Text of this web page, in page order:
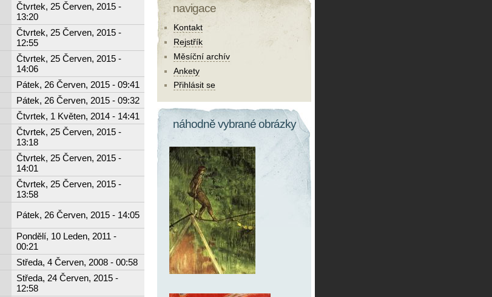
Čtvrtek, 25 Červen, 2015 -
13:20
Čtvrtek, 25 Červen, 2015 -
12:55
Čtvrtek, 25 Červen, 2015 -
14:06
Pátek, 26 Červen, 2015 - 09:41
Pátek, 26 Červen, 2015 - 09:32
Čtvrtek, 1 Květen, 2014 - 14:41
Čtvrtek, 25 Červen, 2015 -
13:18
Čtvrtek, 25 Červen, 2015 -
14:01
Čtvrtek, 25 Červen, 2015 -
13:58
Pátek, 26 Červen, 2015 - 14:05
Pondělí, 10 Leden, 2011 -
00:21
Středa, 4 Červen, 2008 - 00:58
Středa, 24 Červen, 2015 -
12:58
navigace
Kontakt
Rejstřík
Měsíční archív
Ankety
Přihlásit se
náhodně vybrané obrázky